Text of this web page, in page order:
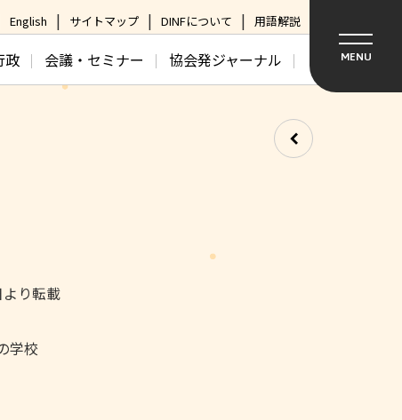
English サイトマップ DINFについて 用語解説
政 会議・セミナー 協会発ジャーナル MENU
り転載
学校